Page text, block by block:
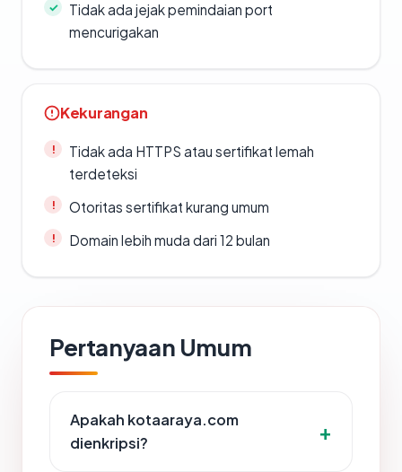
Tidak ada jejak pemindaian port
mencurigakan
Kekurangan
Tidak ada HTTPS atau sertifikat lemah
terdeteksi
Otoritas sertifikat kurang umum
Domain lebih muda dari 12 bulan
Pertanyaan Umum
Apakah kotaaraya.com
dienkripsi?